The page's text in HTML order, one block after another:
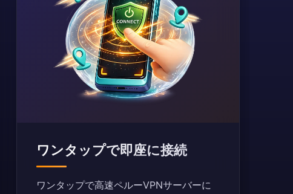
ワンタップで即座に接続
ワンタップで高速ペルーVPNサーバーに